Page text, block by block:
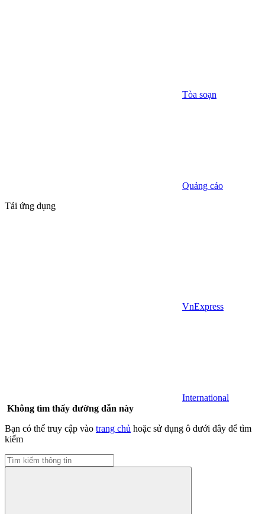
Tòa soạn
Quảng cáo
Tải ứng dụng
VnExpress
International
Không tìm thấy đường dẫn này
Bạn có thể truy cập vào trang chủ hoặc sử dụng ô dưới đây để tìm
kiếm